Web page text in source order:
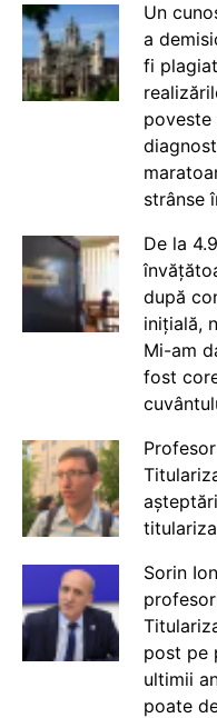
Un
a
fi
poveste
strânse
De la
după
inițială,
Mi-am
fost
Sorin
post pe
ultimii
poate